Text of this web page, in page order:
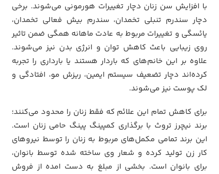
با افزایش سن زنان دچار تغییرات هورمونی می‌شوند. برخی
دچار سندرم تنبلی تخمدان، سندرم بیش فعالی تخمدان،
یائسگی و تغییرات مربوط به عادت ماهانه همگی ضمن تاثیر
روی زیبایی باعث کاهش توان و انرژی بدن نیز می‌شوند.
علاوه بر این خانم‌های که باردار هستند یا بارداری را تجربه
کرده‌اند دچار تضعیف سیستم ایمین، ریزش مو، افتادگی و
لک پوست نیز می‌شوند.
برای کاهش تمام این علائم که فقط زنان را محدود می‌کنند؛
برند نیچرز تروث با برگذاری کمپینگ پینگ حامی زنان است.
این برند تمامی مکمل‌های مربوط به زنان را توسط نیروهای
کار زن تولید کرده و شعار وی ساخته شده توسط بانوان،
برای بانوان است. بخشی از مبلغ به دست امده از فروش